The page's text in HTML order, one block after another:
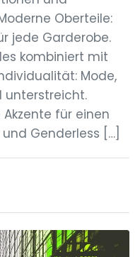
Oberteile:
jede Garderobe.
kombiniert mit
Mode,
unterstreicht.
Akzente für einen
Genderless […]